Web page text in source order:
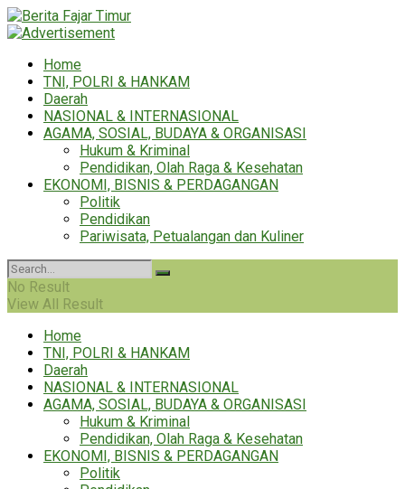
Home
TNI, POLRI & HANKAM
Daerah
NASIONAL & INTERNASIONAL
AGAMA, SOSIAL, BUDAYA & ORGANISASI
Hukum & Kriminal
Pendidikan, Olah Raga & Kesehatan
EKONOMI, BISNIS & PERDAGANGAN
Politik
Pendidikan
Pariwisata, Petualangan dan Kuliner
No Result
View All Result
Home
TNI, POLRI & HANKAM
Daerah
NASIONAL & INTERNASIONAL
AGAMA, SOSIAL, BUDAYA & ORGANISASI
Hukum & Kriminal
Pendidikan, Olah Raga & Kesehatan
EKONOMI, BISNIS & PERDAGANGAN
Politik